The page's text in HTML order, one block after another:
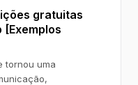
gratuitas
tornou uma